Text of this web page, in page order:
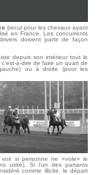
(recul pour les chevaux ayant
en France. Les concurrents
doivent partir de façon
depuis son intérieur tout le
à-dire de faire un quart de
ou à droite (pour les
si personne ne «vole» le
usité). Si l’un des partants
comme illicite, le départ